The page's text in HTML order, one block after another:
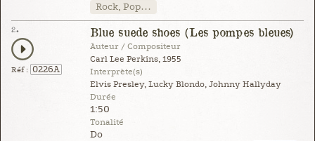
Rock, Pop…
2.
Réf : 0226A
Blue suede shoes (Les pompes bleues)
Auteur / Compositeur
Carl Lee Perkins, 1955
Interprète(s)
Elvis Presley, Lucky Blondo, Johnny Hallyday
Durée
1:50
Tonalité
Do